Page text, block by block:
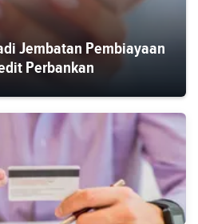
Jembatan Pembiayaan
Perbankan